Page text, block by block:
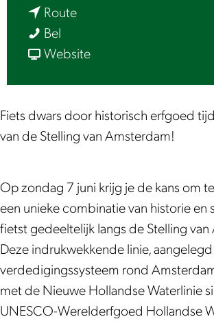
d
e
n
d
e
S
t
e
l
Routen
a
o
n
v
a
n
d
e
S
t
Bel
o
e
v
d
e
S
t
e
l
l
Websitev
R
o
e
v
a
n
d
e
S
Fiets dwars door historisch erfgoed
van de Stelling van Amsterdam!
Op zondag 7 juni krijg je de kans om
een unieke combinatie van historie en
fietst gedeeltelijk langs de Stelling
Deze indrukwekkende linie,
verdedigingssysteem rond
met de Nieuwe Hollandse Waterlinie
UNESCO-Werelderfgoed Hollandse